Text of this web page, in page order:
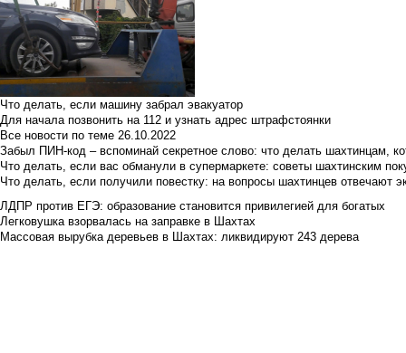
Что делать, если машину забрал эвакуатор
Для начала позвонить на 112 и узнать адрес штрафстоянки
Все новости по теме 26.10.2022
Забыл ПИН-код – вспоминай секретное слово: что делать шахтинцам,
Что делать, если вас обманули в супермаркете: советы шахтинским
Что делать, если получили повестку: на вопросы шахтинцев отвечают
ЛДПР против ЕГЭ: образование становится привилегией для богатых
Легковушка взорвалась на заправке в Шахтах
Массовая вырубка деревьев в Шахтах: ликвидируют 243 дерева